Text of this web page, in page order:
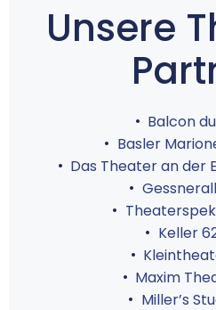
Unsere
Balcon
Basler
Das Theater an der
Keller
Maxim
Miller’s